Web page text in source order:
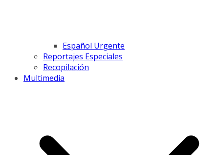
Español Urgente
Reportajes Especiales
Recopilación
Multimedia